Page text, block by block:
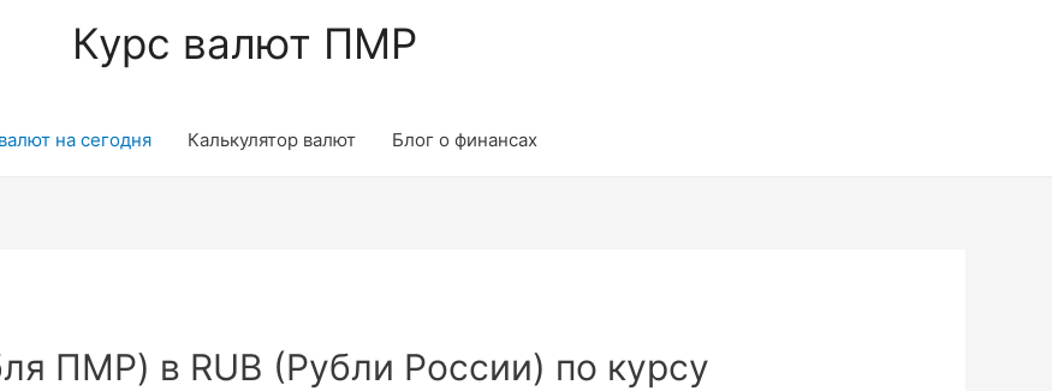
Курс валют ПМР
на сегодня Калькулятор валют Блог о финансах
ПМР) в RUB (Рубли России) по курсу